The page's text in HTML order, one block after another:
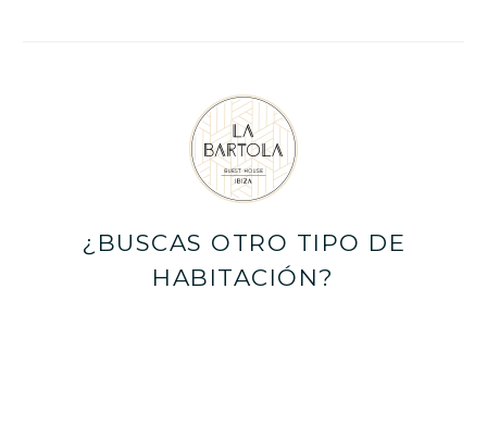
¿BUSCAS OTRO TIPO DE
HABITACIÓN?